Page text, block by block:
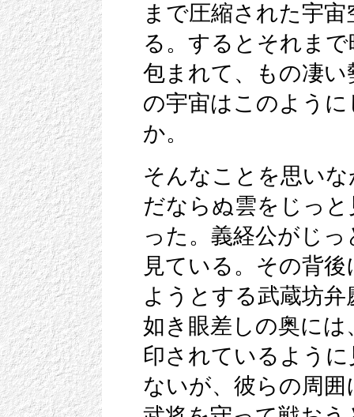
まで圧縮された宇
る。するとそれま
包まれて、もの凄
の宇宙はこのよう
か。
そんなことを思い
だならぬ雲をじっ
った。義経公がじ
見ている。その背
ようとする武蔵坊
如き眼差しの奥に
印されているよう
ないが、彼らの周